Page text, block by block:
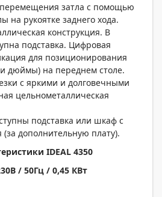
перемещения затла с помощью
на рукоятке заднего хода.
конструкция. В
подставка. Цифровая
для позиционирования
дюймы) на переднем столе.
с яркими и долговечными
цельнометаллическая
подставка или шкаф с
дополнительную плату).
IDEAL 4350
/ 50Гц / 0,45 КВт